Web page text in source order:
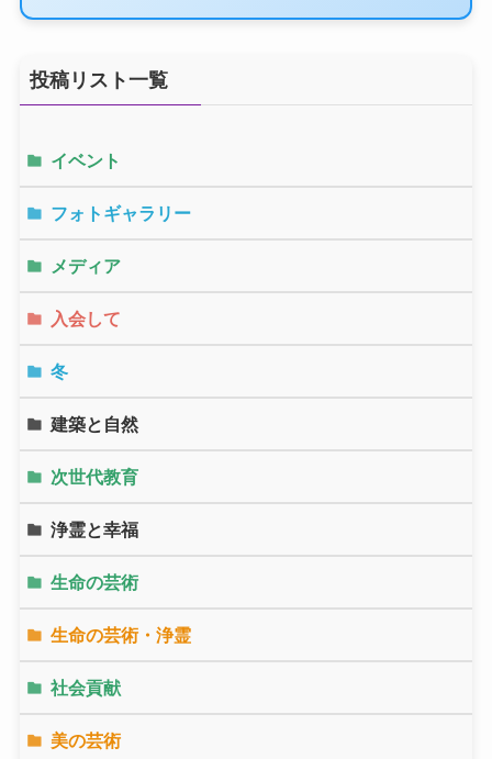
投稿リスト一覧
イベント
フォトギャラリー
メディア
入会して
冬
建築と自然
次世代教育
浄霊と幸福
生命の芸術
生命の芸術・浄霊
社会貢献
美の芸術